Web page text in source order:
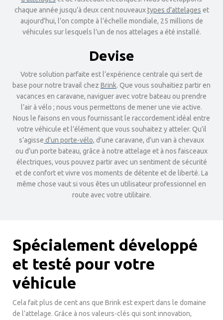
chaque année jusqu’à deux cent nouveauxtypes d’attelages et
aujourd’hui, l’on compte à l’échelle mondiale, 25 millions de
véhicules sur lesquels l’un de nos attelages a été installé.
Devise
Votre solution parfaite est l’expérience centrale qui sert de
base pour notre travail chez Brink. Que vous souhaitiez partir en
vacances en caravane, naviguer avec votre bateau ou prendre
l’air à vélo ; nous vous permettons de mener une vie active.
Nous le faisons en vous fournissant le raccordement idéal entre
votre véhicule et l’élément que vous souhaitez y atteler. Qu’il
s’agisse d’un porte-vélo, d’une caravane, d’un van à chevaux
ou d’un porte bateau, grâce à notre attelage et à nos faisceaux
électriques, vous pouvez partir avec un sentiment de sécurité
et de confort et vivre vos moments de détente et de liberté. La
même chose vaut si vous êtes un utilisateur professionnel en
route avec votre utilitaire.
Spécialement développé
et testé pour votre
véhicule
Cela fait plus de cent ans que Brink est expert dans le domaine
de l’attelage. Grâce à nos valeurs-clés qui sont innovation,